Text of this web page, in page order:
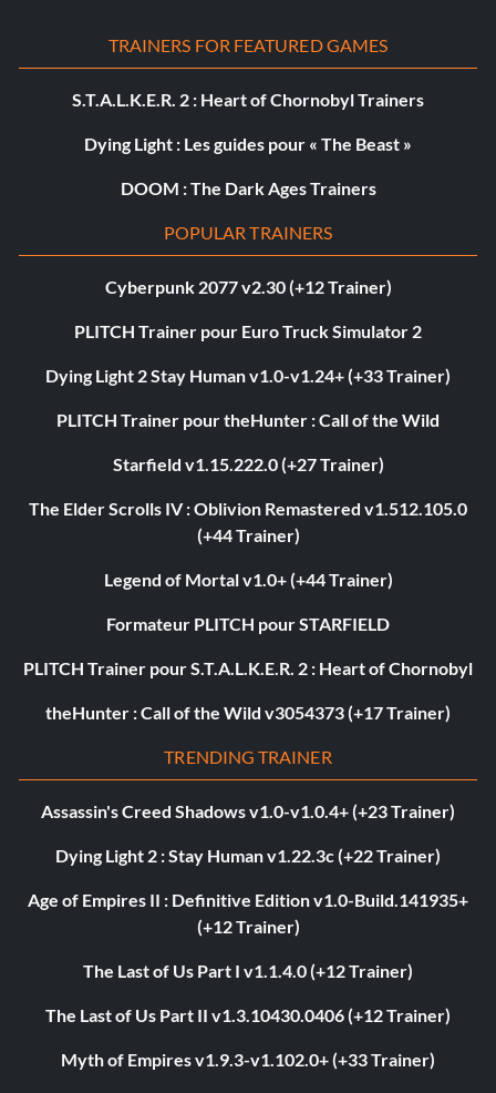
TRAINERS FOR FEATURED GAMES
S.T.A.L.K.E.R. 2 : Heart of Chornobyl Trainers
Dying Light : Les guides pour « The Beast »
DOOM : The Dark Ages Trainers
POPULAR TRAINERS
Cyberpunk 2077 v2.30 (+12 Trainer)
PLITCH Trainer pour Euro Truck Simulator 2
Dying Light 2 Stay Human v1.0-v1.24+ (+33 Trainer)
PLITCH Trainer pour theHunter : Call of the Wild
Starfield v1.15.222.0 (+27 Trainer)
The Elder Scrolls IV : Oblivion Remastered v1.512.105.0
(+44 Trainer)
Legend of Mortal v1.0+ (+44 Trainer)
Formateur PLITCH pour STARFIELD
PLITCH Trainer pour S.T.A.L.K.E.R. 2 : Heart of Chornobyl
theHunter : Call of the Wild v3054373 (+17 Trainer)
TRENDING TRAINER
Assassin's Creed Shadows v1.0-v1.0.4+ (+23 Trainer)
Dying Light 2 : Stay Human v1.22.3c (+22 Trainer)
Age of Empires II : Definitive Edition v1.0-Build.141935+
(+12 Trainer)
The Last of Us Part I v1.1.4.0 (+12 Trainer)
The Last of Us Part II v1.3.10430.0406 (+12 Trainer)
Myth of Empires v1.9.3-v1.102.0+ (+33 Trainer)